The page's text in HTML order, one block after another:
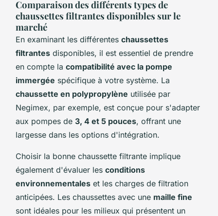
Comparaison des différents types de
chaussettes filtrantes disponibles sur le
marché
En examinant les différentes chaussettes
filtrantes disponibles, il est essentiel de prendre
en compte la compatibilité avec la pompe
immergée spécifique à votre système. La
chaussette en polypropylène utilisée par
Negimex, par exemple, est conçue pour s'adapter
aux pompes de 3, 4 et 5 pouces, offrant une
largesse dans les options d'intégration.
Choisir la bonne chaussette filtrante implique
également d'évaluer les conditions
environnementales et les charges de filtration
anticipées. Les chaussettes avec une maille fine
sont idéales pour les milieux qui présentent un